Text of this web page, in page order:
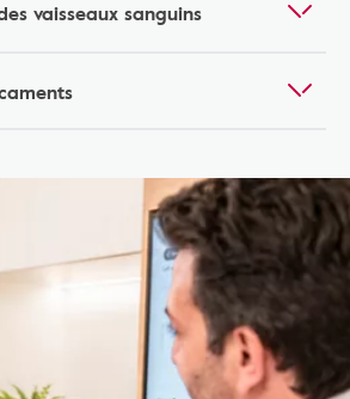
vaisseaux sanguins